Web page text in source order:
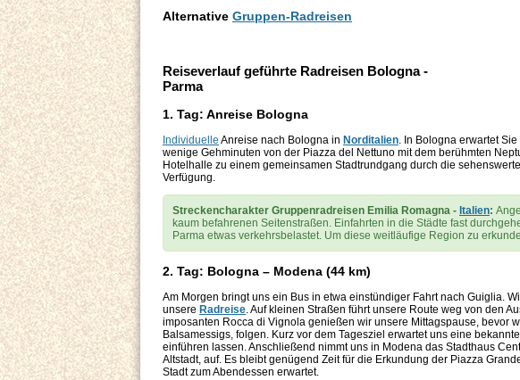
Alternative Gruppen-Radreisen
Reiseverlauf geführte Radreisen Bologna -
Parma
1. Tag: Anreise Bologna
Individuelle Anreise nach Bologna in Norditalien. In Bologna erwartet
wenige Gehminuten von der Piazza del Nettuno mit dem berühmten
Hotelhalle zu einem gemeinsamen Stadtrundgang durch die
Verfügung.
Streckencharakter Gruppenradreisen Emilia Romagna - Italien:
kaum befahrenen Seitenstraßen. Einfahrten in die Städte fast
Parma etwas verkehrsbelastet. Um diese weitläufige Region zu
2. Tag: Bologna – Modena (44 km)
Am Morgen bringt uns ein Bus in etwa einstündiger Fahrt nach Guiglia.
unsere Radreise. Auf kleinen Straßen führt unsere Route weg von den
imposanten Rocca di Vignola genießen wir unsere Mittagspause, bevor
Balsamessigs, folgen. Kurz vor dem Tagesziel erwartet uns eine
einführen lassen. Anschließend nimmt uns in Modena das Stadthaus
Altstadt, auf. Es bleibt genügend Zeit für die Erkundung der Piazza
Stadt zum Abendessen erwartet.